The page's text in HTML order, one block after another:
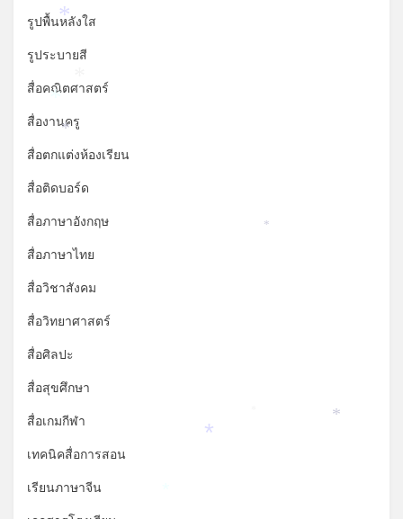
รูปพื้นหลังใส
รูประบายสี
สื่อคณิตศาสตร์
สื่องานครู
สื่อตกแต่งห้องเรียน
สื่อติดบอร์ด
สื่อภาษาอังกฤษ
สื่อภาษาไทย
สื่อวิชาสังคม
สื่อวิทยาศาสตร์
สื่อศิลปะ
สื่อสุขศึกษา
สื่อเกมกีฬา
เทคนิคสื่อการสอน
เรียนภาษาจีน
*
*
*